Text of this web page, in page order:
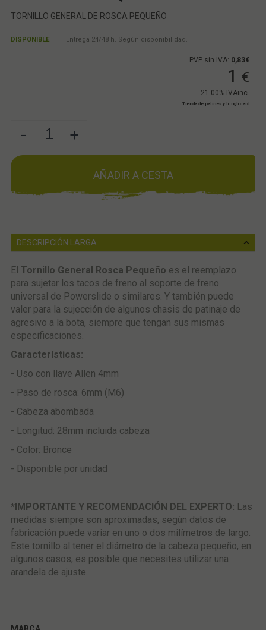
TORNILLO GENERAL DE ROSCA PEQUEÑO
DISPONIBLE Entrega 24/48 h. Según disponibilidad.
PVP sin IVA: 0,83€
1 €
21.00% IVAinc.
Tienda de patines y longboard
- +
AÑADIR A CESTA
DESCRIPCIÓN LARGA
El Tornillo General Rosca Pequeño es el reemplazo
para sujetar los tacos de freno al soporte de freno
universal de Powerslide o similares. Y también puede
valer para la sujección de algunos chasis de patinaje de
agresivo a la bota, siempre que tengan sus mismas
especificaciones.
Características:
- Uso con llave Allen 4mm
- Paso de rosca: 6mm (M6)
- Cabeza abombada
- Longitud: 28mm incluida cabeza
- Color: Bronce
- Disponible por unidad
*IMPORTANTE Y RECOMENDACIÓN DEL EXPERTO: Las
medidas siempre son aproximadas, según datos de
fabricación puede variar en uno o dos milímetros de largo.
Este tornillo al tener el diámetro de la cabeza pequeño, en
algunos casos, es posible que necesites utilizar una
arandela de ajuste.